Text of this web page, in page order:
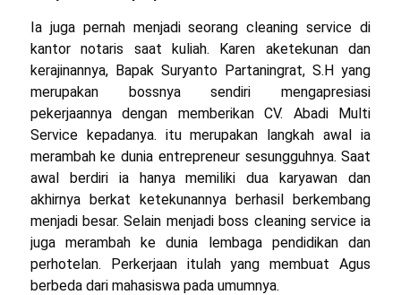
Ia juga pernah menjadi seorang cleaning service di
kantor notaris saat kuliah. Karen aketekunan dan
kerajinannya, Bapak Suryanto Partaningrat, S.H yang
merupakan bossnya sendiri mengapresiasi
pekerjaannya dengan memberikan CV. Abadi Multi
Service kepadanya. itu merupakan langkah awal ia
merambah ke dunia entrepreneur sesungguhnya. Saat
awal berdiri ia hanya memiliki dua karyawan dan
akhirnya berkat ketekunannya berhasil berkembang
menjadi besar. Selain menjadi boss cleaning service ia
juga merambah ke dunia lembaga pendidikan dan
perhotelan. Perkerjaan itulah yang membuat Agus
berbeda dari mahasiswa pada umumnya.